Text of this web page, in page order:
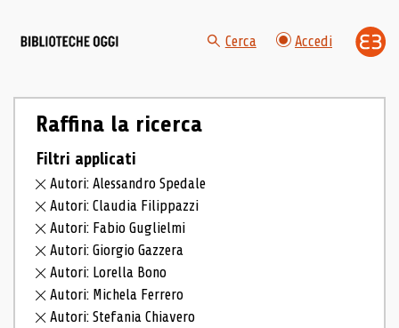
Cerca Accedi
Raffina la ricerca
Filtri applicati
Autori: Alessandro Spedale
Autori: Claudia Filippazzi
Autori: Fabio Guglielmi
Autori: Giorgio Gazzera
Autori: Lorella Bono
Autori: Michela Ferrero
Autori: Stefania Chiavero